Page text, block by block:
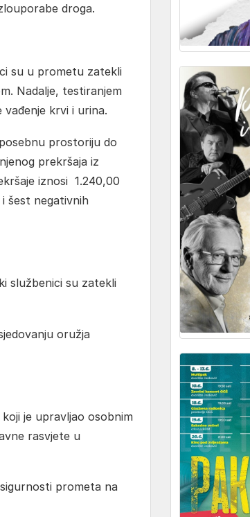
droga.
su u prometu zatekli
Nadalje, testiranjem
krvi i urina.
prostoriju do
prekršaja iz
iznosi 1.240,00
šest negativnih
službenici su zatekli
oružja
je upravljao osobnim
rasvjete u
prometa na